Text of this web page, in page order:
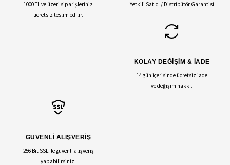
1000 TL ve üzeri siparişleriniz
ücretsiz teslim edilir.
Yetkili Satıcı / Distribütör Garantisi
KOLAY DEĞİŞİM & İADE
14 gün içerisinde ücretsiz iade
ve değişim hakkı.
GÜVENLİ ALIŞVERİŞ
256 Bit SSL ile güvenli alışveriş
yapabilirsiniz.